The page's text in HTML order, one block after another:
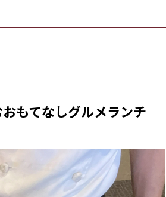
もてなしグルメランチ